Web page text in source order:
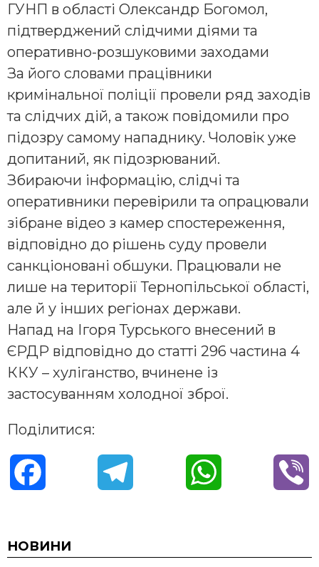
ГУНП в області Олександр Богомол,
підтверджений слідчими діями та
оперативно-розшуковими заходами
За його словами працівники
кримінальної поліції провели ряд заходів
та слідчих дій, а також повідомили про
підозру самому нападнику. Чоловік уже
допитаний, як підозрюваний.
Збираючи інформацію, слідчі та
оперативники перевірили та опрацювали
зібране відео з камер спостереження,
відповідно до рішень суду провели
санкціоновані обшуки. Працювали не
лише на території Тернопільської області,
але й у інших регіонах держави.
Напад на Ігоря Турського внесений в
ЄРДР відповідно до статті 296 частина 4
ККУ – хуліганство, вчинене із
застосуванням холодної зброї.
Поділитися:
c
НОВИНИ